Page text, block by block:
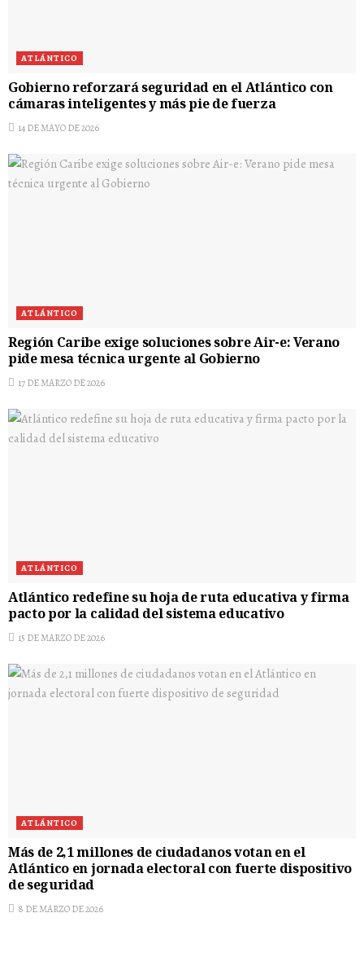
ATLÁNTICO
Gobierno reforzará seguridad en el Atlántico con
cámaras inteligentes y más pie de fuerza
14 DE MAYO DE 2026
ATLÁNTICO
Región Caribe exige soluciones sobre Air-e: Verano
pide mesa técnica urgente al Gobierno
17 DE MARZO DE 2026
ATLÁNTICO
Atlántico redefine su hoja de ruta educativa y firma
pacto por la calidad del sistema educativo
15 DE MARZO DE 2026
ATLÁNTICO
Más de 2,1 millones de ciudadanos votan en el
Atlántico en jornada electoral con fuerte dispositivo
de seguridad
8 DE MARZO DE 2026